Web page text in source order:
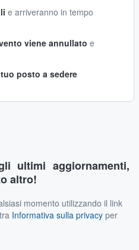
e arriveranno in tempo
viene annullato e
posto a sedere
ultimi aggiornamenti,
altro!
momento utilizzando il link
Informativa sulla privacy per